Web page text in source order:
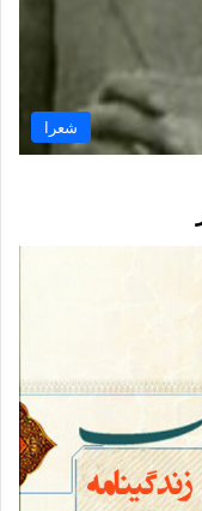
شعرا